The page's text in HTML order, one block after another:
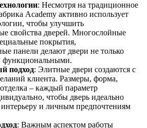
: Несмотря на традиционное
Academy активно использует
чтобы улучшить
свойства дверей. Многослойные
покрытия,
панели делают двери не только
функциональными.
подход: Элитные двери создаются с
клиента. Размеры, форма,
– каждый параметр
чтобы дверь идеально
интерьеру и личным предпочтениям
: Важным аспектом работы